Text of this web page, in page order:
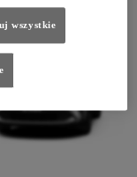
wszystkie